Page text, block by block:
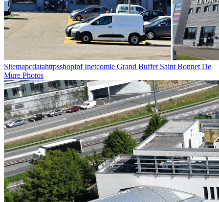
Sitemapcdatahttpsshopinf Inetcomle Grand Buffet Saint Bonnet De
Mure Photos